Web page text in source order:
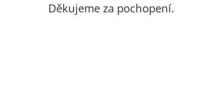
Děkujeme za pochopení.